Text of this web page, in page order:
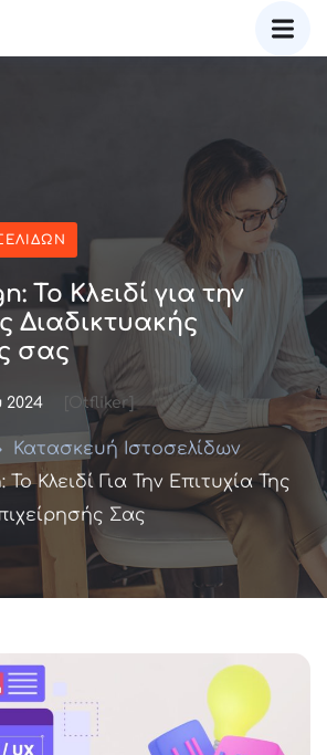
Το Κλειδί για την
Διαδικτυακής
σας
2024 [otfliker]
Κατασκευή Ιστοσελίδων
Κλειδί Για Την Επιτυχία Της
Σας